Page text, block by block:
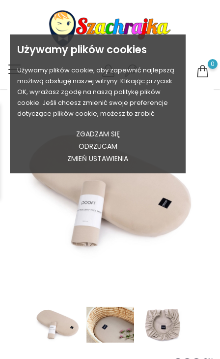
Używamy plików cookies
Używamy plików cookie, aby zapewnić najlepszą
możliwą obsługę naszej witryny. Klikając przycisk
OK, wyrażasz zgodę na naszą politykę plików
cookie. Jeśli chcesz zmienić swoje preferencje
dotyczące plików cookie, możesz to zrobić
ZGADZAM SIĘ
ODRZUCAM
ZMIEŃ USTAWIENIA
0